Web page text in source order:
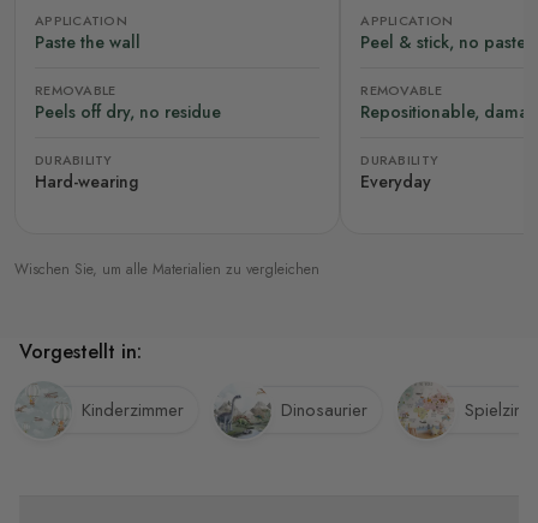
APPLICATION
Paste the wall
REMOVABLE
Peels off dry, no residue
DURABILITY
Hard-wearing
APPLICATION
Peel & stick, no paste
REMOVABLE
Repositionable,
DURABILITY
Everyday
Wischen Sie, um alle Materialien zu vergleichen
Vorgestellt in:
Kinderzimmer Dinosaurier